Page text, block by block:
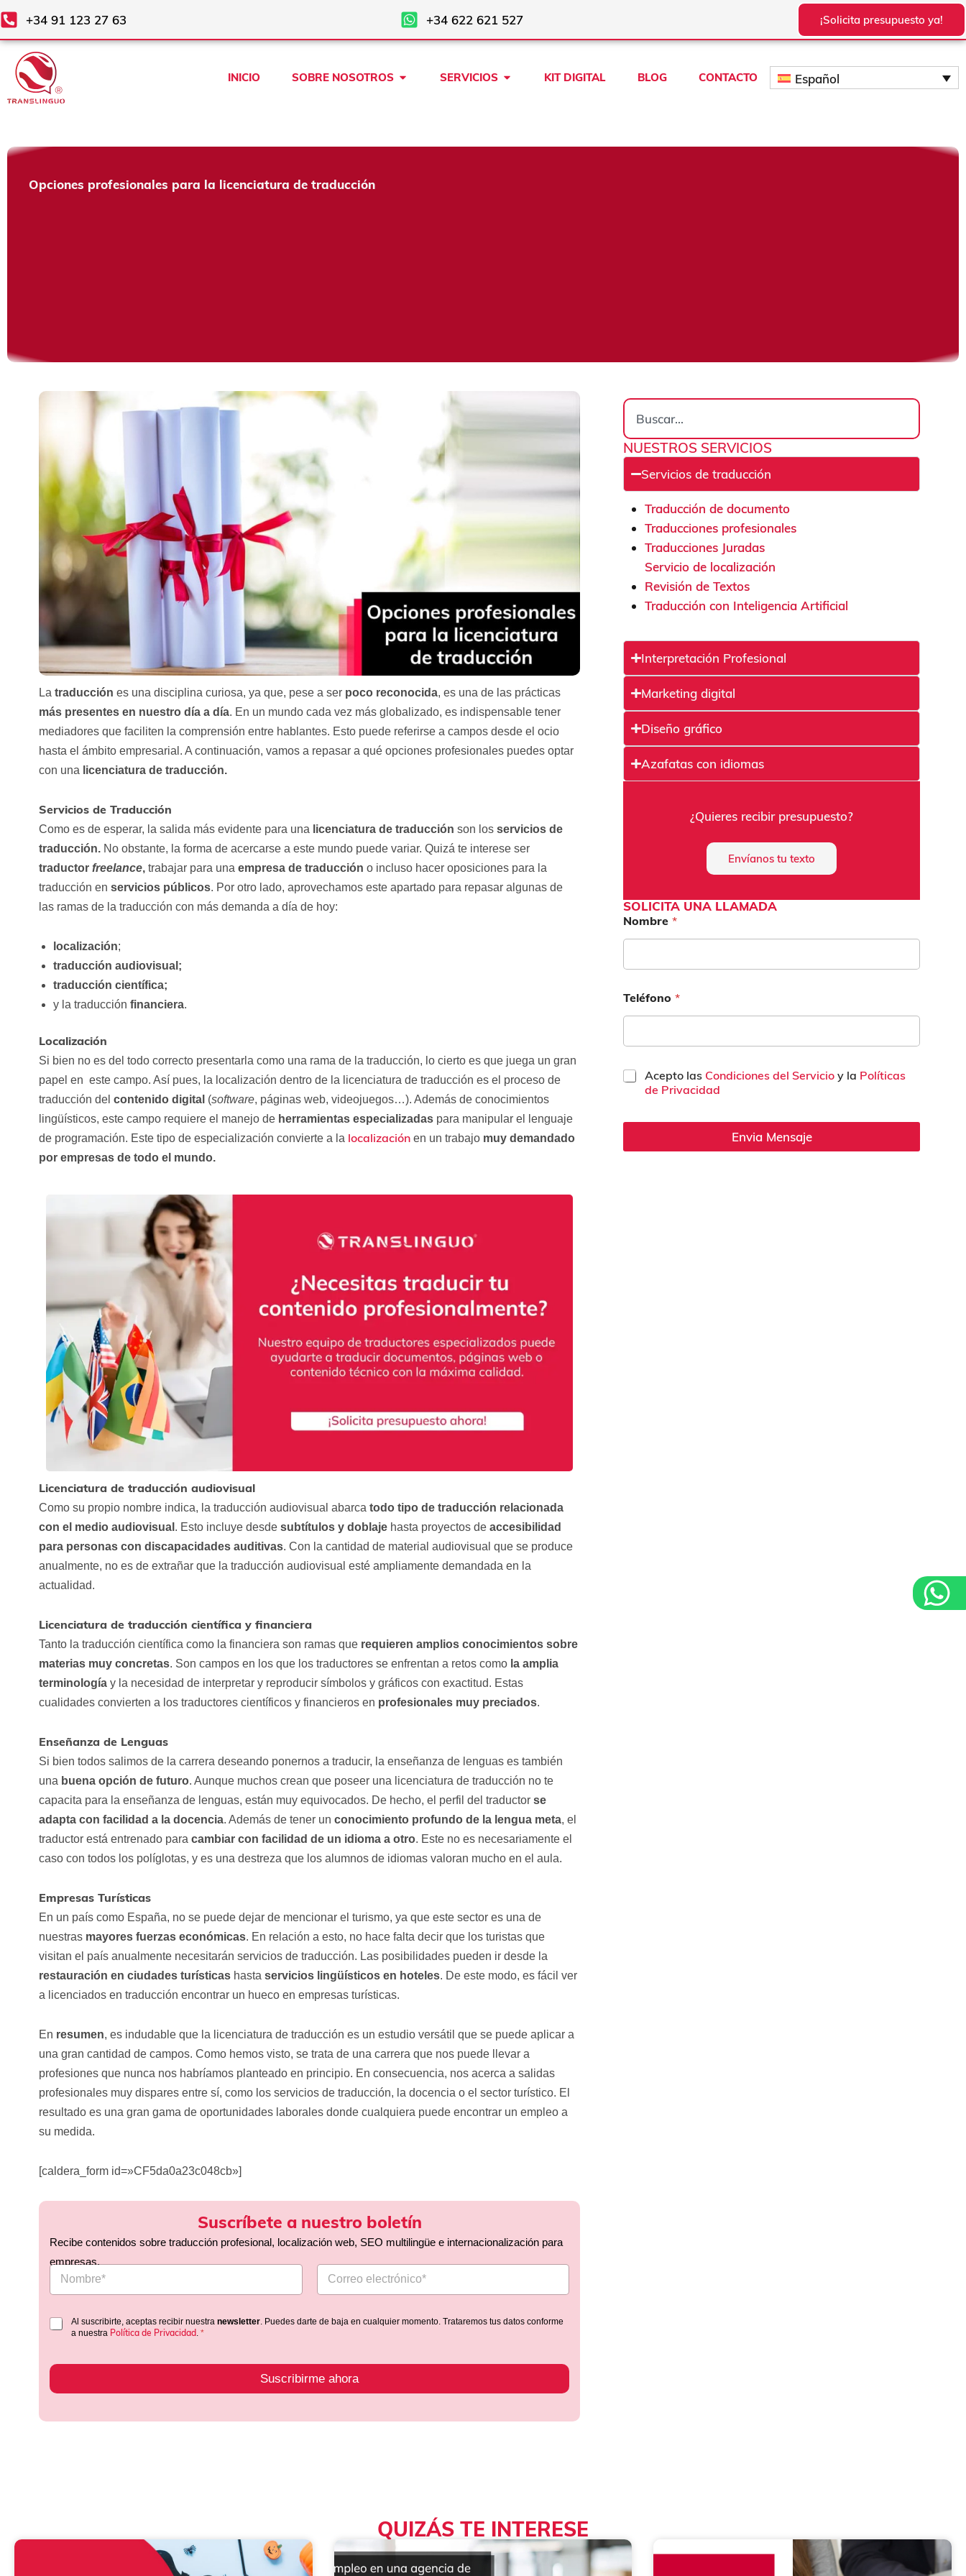
Ir
al
contenido
+34 91 123 27 63 +34 622 621 527 ¡Solicita presupuesto ya!
INICIO SOBRE NOSOTROS Open SOBRE NOSOTROS
SERVICIOS Open SERVICIOS
KIT DIGITAL BLOG CONTACTO Español
Opciones profesionales para la licenciatura de traducción
La traducción es una disciplina curiosa, ya que, pese a ser poco reconocida, es una de las prácticas
más presentes en nuestro día a día. En un mundo cada vez más globalizado, es indispensable tener
mediadores que faciliten la comprensión entre hablantes. Esto puede referirse a campos desde el ocio
hasta el ámbito empresarial. A continuación, vamos a repasar a qué opciones profesionales puedes optar
con una licenciatura de traducción.
Servicios de Traducción
Como es de esperar, la salida más evidente para una licenciatura de traducción son los servicios de
traducción. No obstante, la forma de acercarse a este mundo puede variar. Quizá te interese ser
traductor freelance, trabajar para una empresa de traducción o incluso hacer oposiciones para la
traducción en servicios públicos. Por otro lado, aprovechamos este apartado para repasar algunas de
las ramas de la traducción con más demanda a día de hoy:
localización;
traducción audiovisual;
traducción científica;
y la traducción financiera.
Localización
Si bien no es del todo correcto presentarla como una rama de la traducción, lo cierto es que juega un gran
papel en este campo. Así pues, la localización dentro de la licenciatura de traducción es el proceso de
traducción del contenido digital (software, páginas web, videojuegos…). Además de conocimientos
lingüísticos, este campo requiere el manejo de herramientas especializadaspara manipular el lenguaje
de programación. Este tipo de especialización convierte a la localizaciónen un trabajo muy demandado
por empresas de todo el mundo.
Licenciatura de traducción audiovisual
Como su propio nombre indica, la traducción audiovisual abarca todo tipo de traducción relacionada
con el medio audiovisual . Esto incluye desde subtítulos y doblajehasta proyectos de accesibilidad
para personas con discapacidades auditivas. Con la cantidad de material audiovisual que se produce
anualmente, no es de extrañar que la traducción audiovisual esté ampliamente demandada en la
actualidad.
Licenciatura de traducción científica y financiera
Tanto la traducción científica como la financiera son ramas que requieren amplios conocimientos sobre
materias muy concretas. Son campos en los que los traductores se enfrentan a retos como la amplia
terminologíay la necesidad de interpretar y reproducir símbolos y gráficos con exactitud. Estas
cualidades convierten a los traductores científicos y financieros en profesionales muy preciados.
Enseñanza de Lenguas
Si bien todos salimos de la carrera deseando ponernos a traducir, la enseñanza de lenguas es también
una buena opción de futuro. Aunque muchos crean que poseer una licenciatura de traducción no te
capacita para la enseñanza de lenguas, están muy equivocados. De hecho, el perfil del traductor se
adapta con facilidad a la docencia. Además de tener un conocimiento profundo de la lengua meta, el
traductor está entrenado para cambiar con facilidad de un idioma a otro. Este no es necesariamente el
caso con todos los políglotas, y es una destreza que los alumnos de idiomas valoran mucho en el aula.
Empresas Turísticas
En un país como España, no se puede dejar de mencionar el turismo, ya que este sector es una de
nuestras mayores fuerzas económicas. En relación a esto, no hace falta decir que los turistas que
visitan el país anualmente necesitarán servicios de traducción. Las posibilidades pueden ir desde la
restauración en ciudades turísticashasta servicios lingüísticos en hoteles. De este modo, es fácil ver
a licenciados en traducción encontrar un hueco en empresas turísticas.
En resumen, es indudable que la licenciatura de traducción es un estudio versátil que se puede aplicar a
una gran cantidad de campos. Como hemos visto, se trata de una carrera que nos puede llevar a
profesiones que nunca nos habríamos planteado en principio. En consecuencia, nos acerca a salidas
profesionales muy dispares entre sí, como los servicios de traducción, la docencia o el sector turístico. El
resultado es una gran gama de oportunidades laborales donde cualquiera puede encontrar un empleo a
su medida.
[caldera_form id=»CF5da0a23c048cb»]
Suscríbete a nuestro boletín
Recibe contenidos sobre traducción profesional, localización web, SEO multilingüe e internacionalización para
empresas.
Al suscribirte, aceptas recibir nuestra newsletter. Puedes darte de baja en cualquier momento. Trataremos tus datos conforme
a nuestra Política de Privacidad *
Suscribirme ahora
Search
NUESTROS SERVICIOS
Servicios de traducción
Traducción de documento
Traducciones profesionales
Traducciones Juradas
Servicio de localización
Revisión de Textos
Traducción con Inteligencia Artificial
Interpretación Profesional
Marketing digital
Diseño gráfico
Azafatas con idiomas
¿Quieres recibir presupuesto?
Envíanos tu texto
SOLICITA UNA LLAMADA
Nombre*
Teléfono*
C
a
Acepto las Condiciones del Servicioy la Políticas
de Privacidad
Envia Mensaje
QUIZÁS TE INTERESE